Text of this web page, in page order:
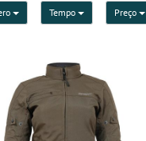
Tempo Preço